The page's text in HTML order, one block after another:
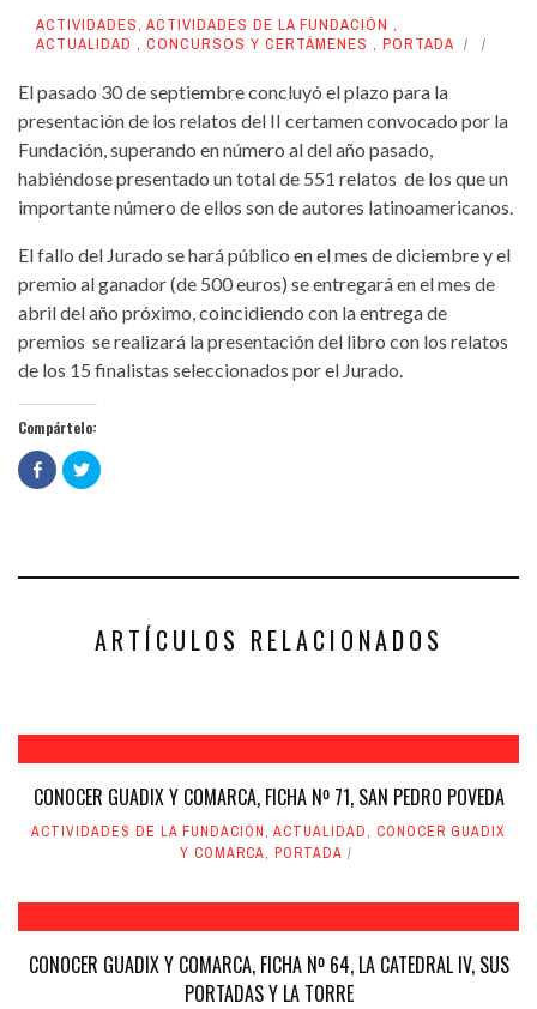
ACTIVIDADES, ACTIVIDADES DE LA FUNDACIÓN ,
ACTUALIDAD , CONCURSOS Y CERTÁMENES , PORTADA
El pasado 30 de septiembre concluyó el plazo para la
presentación de los relatos del II certamen convocado por la
Fundación, superando en número al del año pasado,
habiéndose presentado un total de 551 relatos de los que un
importante número de ellos son de autores latinoamericanos.
El fallo del Jurado se hará público en el mes de diciembre y el
premio al ganador (de 500 euros) se entregará en el mes de
abril del año próximo, coincidiendo con la entrega de
premios se realizará la presentación del libro con los relatos
de los 15 finalistas seleccionados por el Jurado.
Compártelo:
Haz
clic
para
en
Haz
clic
en
ARTÍCULOS RELACIONADOS
CONOCER GUADIX Y COMARCA, FICHA Nº 71, SAN PEDRO POVEDA
ACTIVIDADES DE LA FUNDACIÓN, ACTUALIDAD, CONOCER GUADIX
Y COMARCA, PORTADA
CONOCER GUADIX Y COMARCA, FICHA Nº 64, LA CATEDRAL IV, SUS
PORTADAS Y LA TORRE